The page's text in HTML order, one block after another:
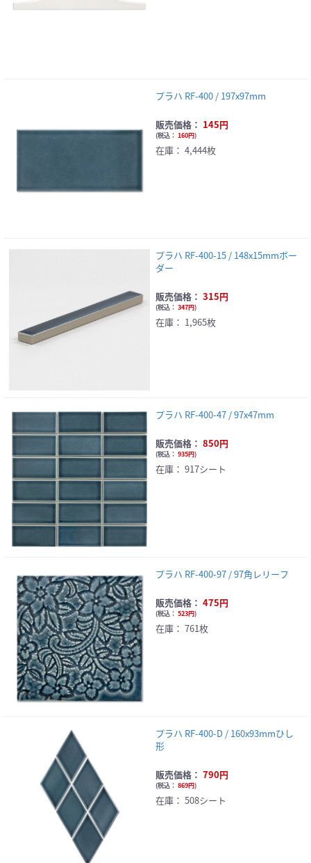
プラハ RF-400 / 197x97mm
販売価格： 145円
(税込： 160円)
在庫： 4,444枚
プラハ RF-400-15 / 148x15mmボー
ダー
販売価格： 315円
(税込： 347円)
在庫： 1,965枚
プラハ RF-400-47 / 97x47mm
販売価格： 850円
(税込： 935円)
在庫： 917シート
プラハ RF-400-97 / 97角レリーフ
販売価格： 475円
(税込： 523円)
在庫： 761枚
プラハ RF-400-D / 160x93mmひし
形
販売価格： 790円
(税込： 869円)
在庫： 508シート